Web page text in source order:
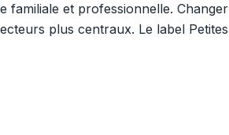
et professionnelle.
plus centraux. Le label